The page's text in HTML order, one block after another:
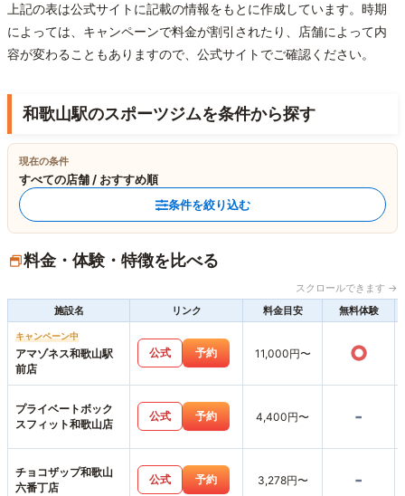
上記の表は公式サイトに記載の情報をもとに作成しています。時期
によっては、キャンペーンで料金が割引されたり、店舗によって内
容が変わることもありますので、公式サイトでご確認ください。
和歌山駅のスポーツジムを条件から探す
現在の条件
すべての店舗 / おすすめ順
条件を絞り込む
料金・体験・特徴を比べる
スクロールできます →
施設名
リンク 料金目安 無料体験
キャンペーン中
アマゾネス和歌山駅
前店
公式 予約 11,000円〜 ○
プライベートボック
スフィット和歌山店
公式 予約 4,400円〜 -
チョコザップ和歌山
六番丁店
公式 予約 3,278円〜 -